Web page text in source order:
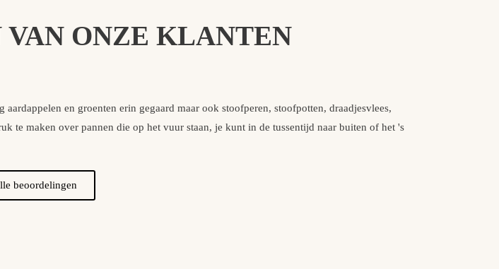
ONZE KLANTEN
en groenten erin gegaard maar ook stoofperen, stoofpotten, draadjesvlees,
te maken over pannen die op het vuur staan, je kunt in de tussentijd naar buiten of het 's
beoordelingen